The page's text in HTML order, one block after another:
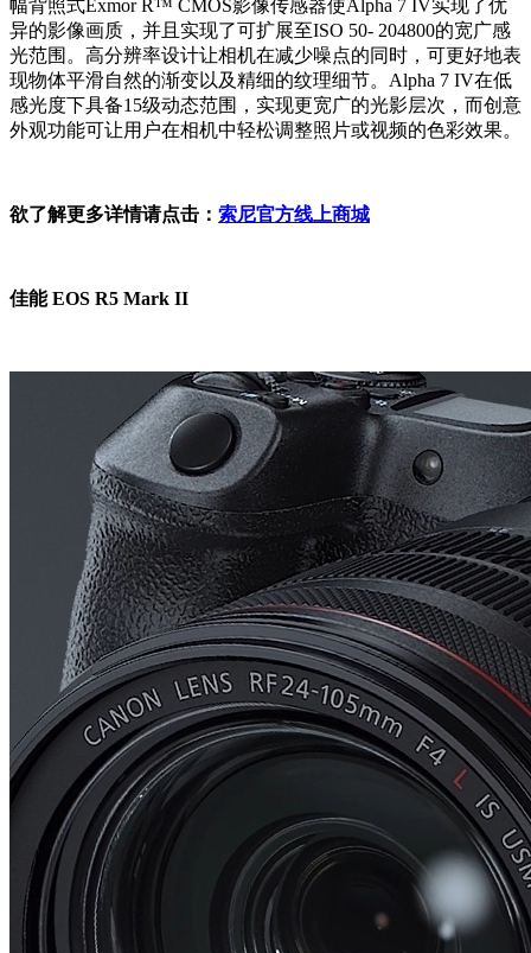
幅背照式Exmor R™ CMOS影像传感器使Alpha 7 IV实现了优
异的影像画质，并且实现了可扩展至ISO 50- 204800的宽广感
光范围。高分辨率设计让相机在减少噪点的同时，可更好地表
现物体平滑自然的渐变以及精细的纹理细节。Alpha 7 IV在低
感光度下具备15级动态范围，实现更宽广的光影层次，而创意
外观功能可让用户在相机中轻松调整照片或视频的色彩效果。
欲了解更多详情请点击： 索尼官方线上商城
佳能 EOS R5 Mark II